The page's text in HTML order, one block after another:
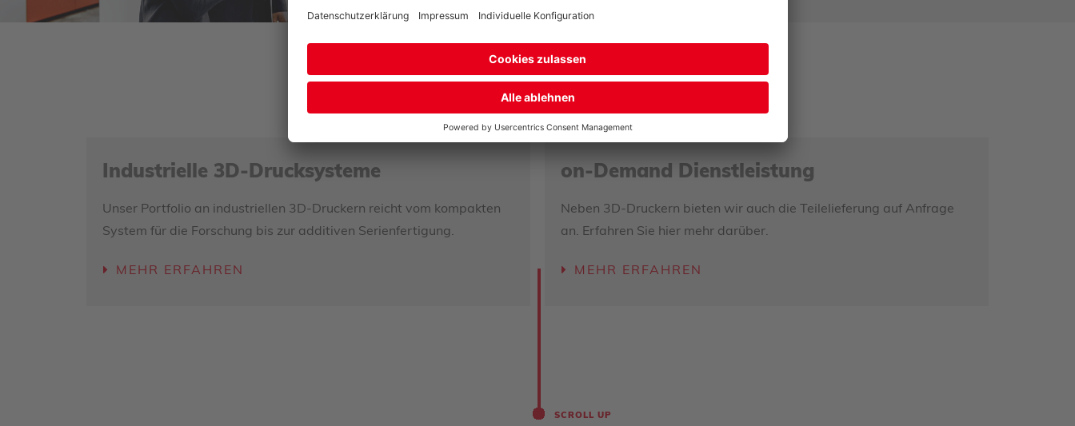
Industrielle 3D-Drucksysteme
Unser Portfolio an industriellen 3D-Druckern reicht vom kompakten
System für die Forschung bis zur additiven Serienfertigung.
MEHR ERFAHREN
on-Demand Dienstleistung
Neben 3D-Druckern bieten wir auch die Teilelieferung auf Anfrage
an. Erfahren Sie hier mehr darüber.
MEHR ERFAHREN
SCROLL UP